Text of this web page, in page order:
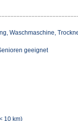
Waschmaschine,
geeignet
10 km)